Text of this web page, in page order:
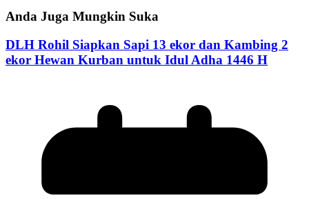
Anda Juga Mungkin Suka
DLH Rohil Siapkan Sapi 13 ekor dan Kambing 2
ekor Hewan Kurban untuk Idul Adha 1446 H